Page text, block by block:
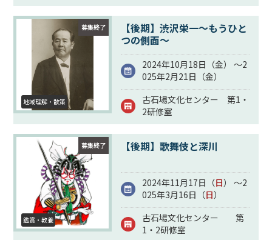
募集終了
地域理解・散策
【後期】渋沢栄一～もうひと
つの側面～
2024年10月18日（金） ～2
025年2月21日（金）
古石場文化センター 第1・
2研修室
募集終了
鑑賞・教養
【後期】歌舞伎と深川
2024年11月17日（日） ～2
025年3月16日（日）
古石場文化センター 第
1・2研修室